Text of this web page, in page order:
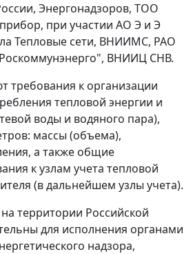
Энергонадзоров, ТОО
при участии АО Э и Э
Тепловые сети, ВНИИМС, РАО
ВНИИЦ СНВ.
требования к организации
тепловой энергии и
воды и водяного пара),
массы (объема),
а также общие
к узлам учета тепловой
(в дальнейшем узлы учета).
территории Российской
для исполнения органами
надзора,